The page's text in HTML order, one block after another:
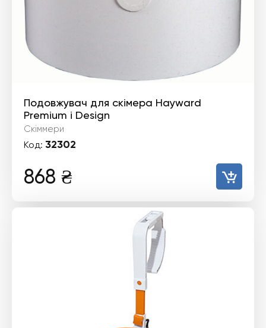
Подовжувач для скімера Hayward
Premium і Design
Скіммери
Код: 32302
868 ₴